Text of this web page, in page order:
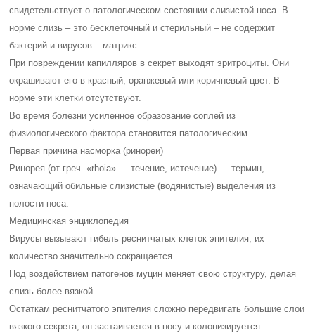
свидетельствует о патологическом состоянии слизистой носа. В
норме слизь – это бесклеточный и стерильный – не содержит
бактерий и вирусов – матрикс.
При повреждении капилляров в секрет выходят эритроциты. Они
окрашивают его в красный, оранжевый или коричневый цвет. В
норме эти клетки отсутствуют.
Во время болезни усиленное образование соплей из
физиологического фактора становится патологическим.
Первая причина насморка (ринореи)
Ринорея (от греч. «rhoia» — течение, истечение) — термин,
означающий обильные слизистые (водянистые) выделения из
полости носа.
Медицинская энциклопедия
Вирусы вызывают гибель реснитчатых клеток эпителия, их
количество значительно сокращается.
Под воздействием патогенов муцин меняет свою структуру, делая
слизь более вязкой.
Остаткам реснитчатого эпителия сложно передвигать большие слои
вязкого секрета, он застаивается в носу и колонизируется